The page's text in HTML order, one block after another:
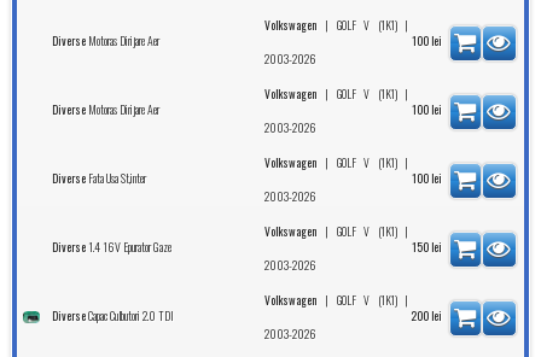
Diverse Motoras Dirijare Aer
Volkswagen | GOLF V (1K1)|
2003-2026
100 lei
Diverse Motoras Dirijare Aer
Volkswagen | GOLF V (1K1)|
2003-2026
100 lei
Diverse Fata Usa St,inter
Volkswagen | GOLF V (1K1)|
2003-2026
100 lei
Diverse 1.4 16V Epurator Gaze
Volkswagen | GOLF V (1K1)|
2003-2026
150 lei
DiverseCapac Culbutori 2.0 TDI
Volkswagen | GOLF V (1K1)|
2003-2026
200 lei